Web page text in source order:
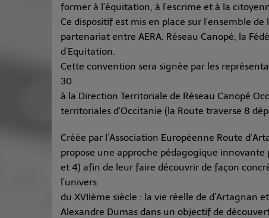
former à l’équitation, à l’escrime et à la
Ce dispositif est mis en place sur l’ensemble
partenariat entre AERA, Réseau Canopé, la
d’Equitation.
Cette convention sera signée par les
30
à la Direction Territoriale de Réseau Canopé
territoriales d’Occitanie (la Route traverse 8
Créée par l’Association Européenne Route
propose une approche pédagogique innovante
et 4) afin de leur faire découvrir de façon
l’univers
du XVIIème siècle : la vie réelle de d’Artagnan
Alexandre Dumas dans un objectif de